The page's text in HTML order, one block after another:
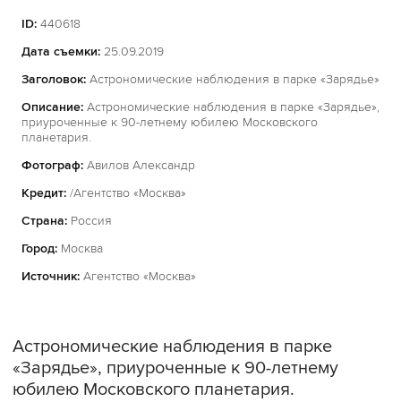
ID: 440618
Дата съемки: 25.09.2019
Заголовок: Астрономические наблюдения в парке «Зарядье»
Описание: Астрономические наблюдения в парке «Зарядье»,
приуроченные к 90-летнему юбилею Московского
планетария.
Фотограф: Авилов Александр
Кредит: /Агентство «Москва»
Страна: Россия
Город: Москва
Источник: Агентство «Москва»
Астрономические наблюдения в парке
«Зарядье», приуроченные к 90-летнему
юбилею Московского планетария.